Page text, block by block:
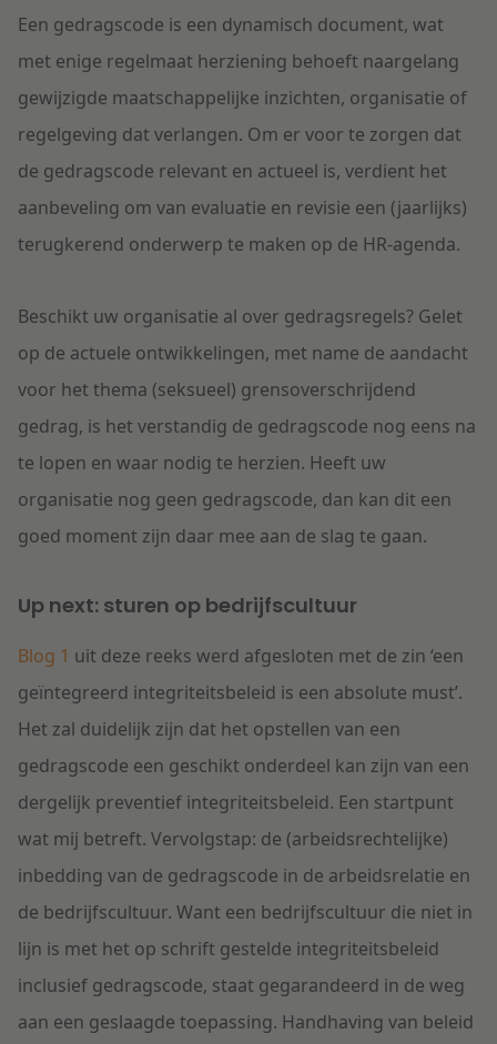
Een gedragscode is een dynamisch document, wat
met enige regelmaat herziening behoeft naargelang
gewijzigde maatschappelijke inzichten, organisatie of
regelgeving dat verlangen. Om er voor te zorgen dat
de gedragscode relevant en actueel is, verdient het
aanbeveling om van evaluatie en revisie een (jaarlijks)
terugkerend onderwerp te maken op de HR-agenda.
Beschikt uw organisatie al over gedragsregels? Gelet
op de actuele ontwikkelingen, met name de aandacht
voor het thema (seksueel) grensoverschrijdend
gedrag, is het verstandig de gedragscode nog eens na
te lopen en waar nodig te herzien. Heeft uw
organisatie nog geen gedragscode, dan kan dit een
goed moment zijn daar mee aan de slag te gaan.
Up next: sturen op bedrijfscultuur
Blog 1 uit deze reeks werd afgesloten met de zin ‘een
geïntegreerd integriteitsbeleid is een absolute must’.
Het zal duidelijk zijn dat het opstellen van een
gedragscode een geschikt onderdeel kan zijn van een
dergelijk preventief integriteitsbeleid. Een startpunt
wat mij betreft. Vervolgstap: de (arbeidsrechtelijke)
inbedding van de gedragscode in de arbeidsrelatie en
de bedrijfscultuur. Want een bedrijfscultuur die niet in
lijn is met het op schrift gestelde integriteitsbeleid
inclusief gedragscode, staat gegarandeerd in de weg
aan een geslaagde toepassing. Handhaving van beleid